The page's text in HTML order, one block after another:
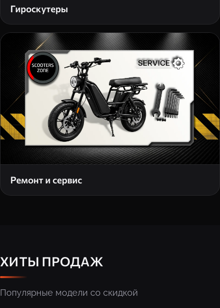
Гироскутеры
Ремонт и сервис
ХИТЫ ПРОДАЖ
Популярные модели со скидкой